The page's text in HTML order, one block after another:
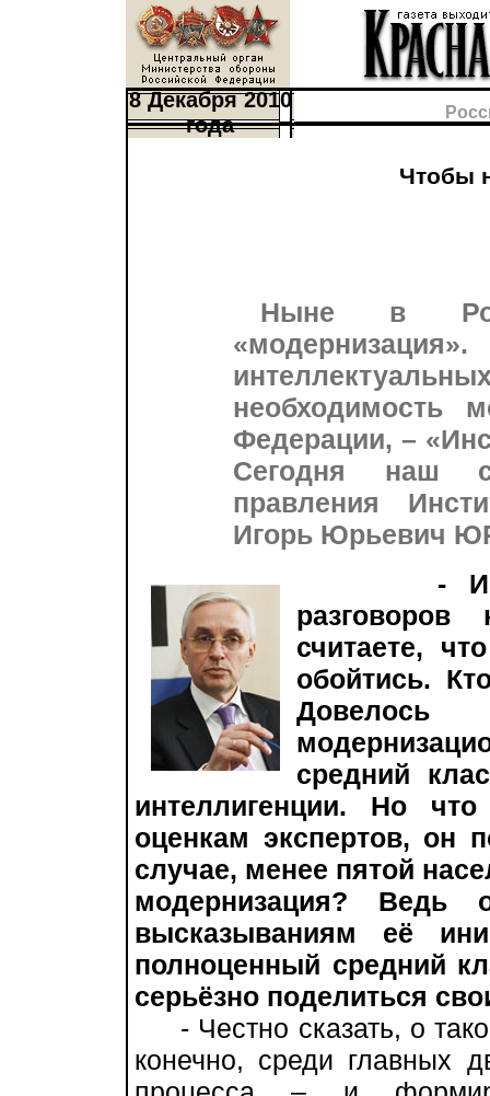
8 Декабря 2010
года
Чтобы
Ныне в
необходимость
Федерации, –
Сегодня наш
правления
Игорь Юрьевич
-
считаете,
обойтись.
средний
интеллигенции. Но
оценкам экспертов, он
случае, менее пятой
модернизация? Ведь
высказываниям её
полноценный средний
серьёзно поделиться
- Честно сказать, о
конечно, среди главных